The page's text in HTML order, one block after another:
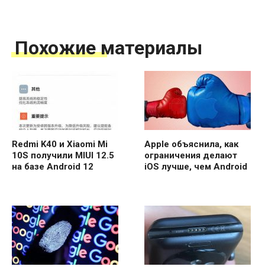
Похожие материалы
Redmi K40 и Xiaomi Mi
10S получили MIUI 12.5
на базе Android 12
Apple объяснила, как
ограничения делают
iOS лучше, чем Android